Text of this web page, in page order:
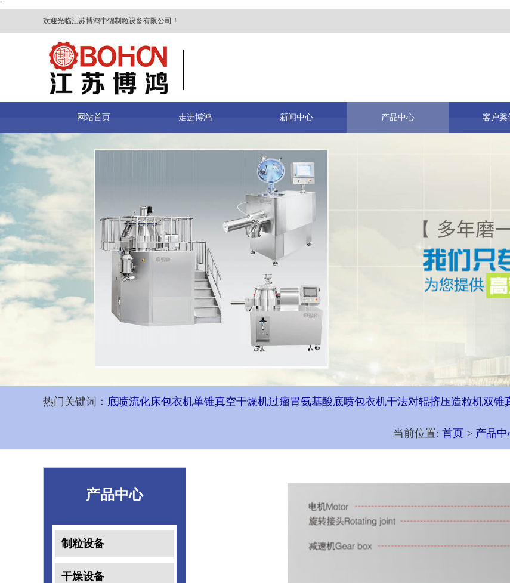
`
欢迎光临江苏博鸿中锦制粒设备有限公司！
网站首页 走进博鸿 新闻中心 产品中心 客户案
热门关键词： 底喷流化床包衣机单锥真空干燥机过瘤胃氨基酸底喷包衣机干法对辊挤压造粒机双锥
当前位置: 首页 > 产品中
产品中心
制粒设备
干燥设备